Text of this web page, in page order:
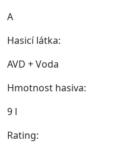
A
Hasicí látka:
AVD + Voda
Hmotnost hasiva:
9 l
Rating: